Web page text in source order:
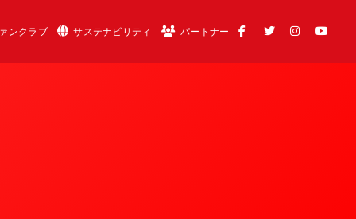
ンクラブ サステナビリティ パートナー